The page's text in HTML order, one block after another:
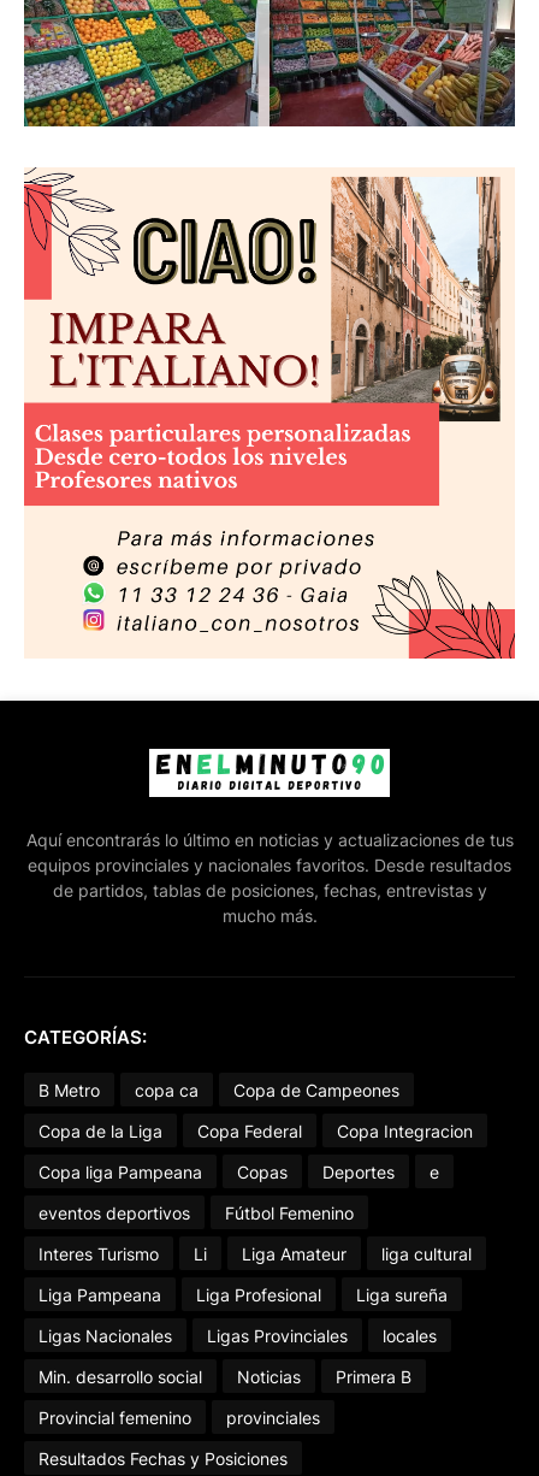
Aquí encontrarás lo último en noticias y actualizaciones de tus
equipos provinciales y nacionales favoritos. Desde resultados
de partidos, tablas de posiciones, fechas, entrevistas y
mucho más.
CATEGORÍAS:
B Metro copa ca
Copa de Campeones
Copa de la Liga
Copa Federal
Copa Integracion
Copa liga Pampeana
Copas Deportes
e
eventos deportivos
Fútbol Femenino
Interes Turismo
Li Liga Amateur
liga cultural
Liga Pampeana
Liga Profesional
Liga sureña
Ligas Nacionales
Ligas Provinciales
locales
Min. desarrollo social
Noticias
Primera B
Provincial femenino
provinciales
Resultados Fechas y Posiciones